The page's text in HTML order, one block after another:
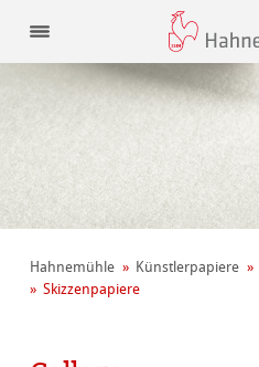
Hahnemühle Künstler­papiere
Skizzenpapiere